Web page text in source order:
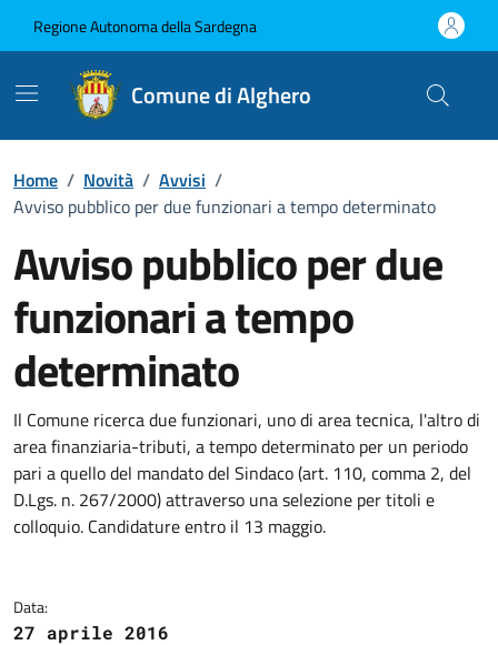
Regione Autonoma della Sardegna
Comune di Alghero
Home / Novità / Avvisi /
Avviso pubblico per due funzionari a tempo determinato
Avviso pubblico per due
funzionari a tempo
determinato
Dettagli della notizia
Il Comune ricerca due funzionari, uno di area tecnica, l'altro di
area finanziaria-tributi, a tempo determinato per un periodo
pari a quello del mandato del Sindaco (art. 110, comma 2, del
D.Lgs. n. 267/2000) attraverso una selezione per titoli e
colloquio. Candidature entro il 13 maggio.
Data:
27 aprile 2016